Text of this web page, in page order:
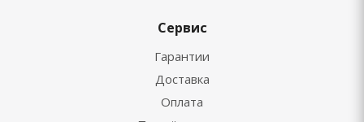
Сервис
Гарантии
Доставка
Оплата